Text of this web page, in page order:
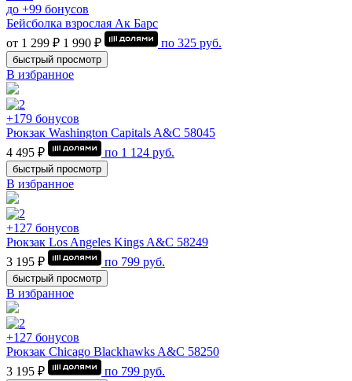
до +99 бонусов
Бейсболка взрослая Ак Барс
от 1 299 ₽ 1 990 ₽ по 325 руб.
быстрый просмотр
В избранное
+179 бонусов
Рюкзак Washington Capitals A&C 58045
4 495 ₽
по 1 124 руб.
быстрый просмотр
В избранное
+127 бонусов
Рюкзак Los Angeles Kings A&C 58249
3 195 ₽
по 799 руб.
быстрый просмотр
В избранное
+127 бонусов
Рюкзак Chicago Blackhawks A&C 58250
3 195 ₽
по 799 руб.